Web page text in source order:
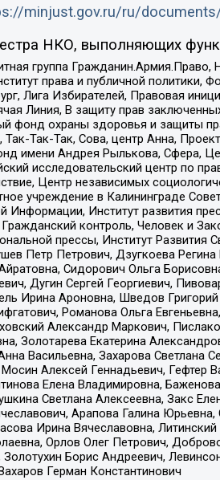
minjust.gov.ru/ru/
НКО, выполняющих
группа
права и публичной
Лига Избирателей, Правовая
Линия, В защиту прав
фонд охраны здоровья и защиты
Так-Так-Так, Сова, центр Анна,
имени Андрея Рылькова, Сфера,
исследовательский центр по
Центр независимых
учреждение в Калининграде
Информации, Институт развития
контроль, Человек и
прессы, Институт
Петр Петрович, Дзугкоева
Сидорович Ольга
Дугин Сергей Георгиевич,
Ирина Ароновна, Шведов
Романова Ольга
Александр Маркович,
Золотарева Екатерина
Васильевна, Захарова Светлана
Алексей Геннадьевич, Гефтер
Елена Владимировна,
Светлана Алексеевна, Закс
Арапова Галина
Ирина Вячеславовна,
Орлов Олег Петрович,
Золотухин Борис Андреевич,
Герман Константинович